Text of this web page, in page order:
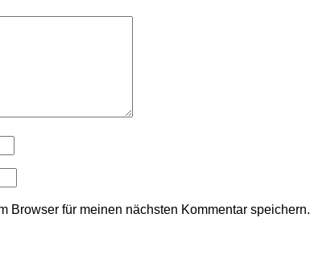
Browser für meinen nächsten Kommentar speichern.